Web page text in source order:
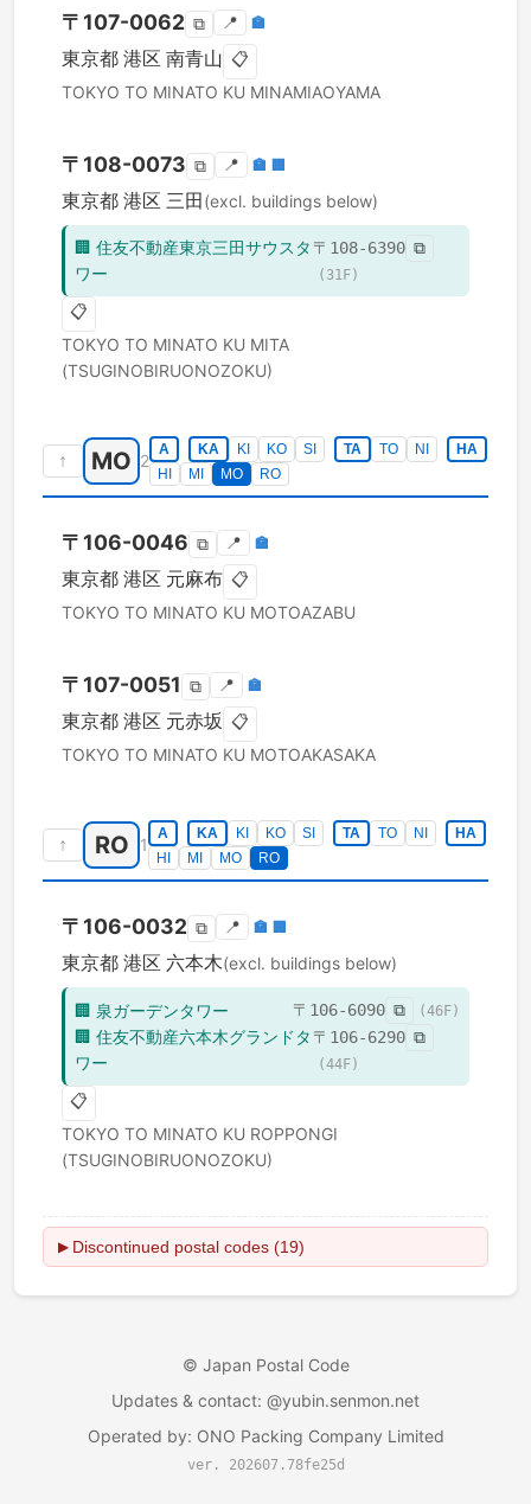
〒 107-0062 ⧉ 📍 🏣
東京都 港区 南青山 📋
TOKYO TO MINATO KU MINAMIAOYAMA
〒 108-0073 ⧉ 📍 🏣 🏢
東京都 港区 三田(excl. buildings below)
🏢 住友不動産東京三田サウスタ
ワー
〒 108-6390 ⧉
( 31F)
📋
TOKYO TO MINATO KU MITA
(TSUGINOBIRUONOZOKU)
↑ MO 2
A KA KI KO SI TA TO NI
HA
HI
MI MO RO
〒 106-0046 ⧉ 📍 🏣
東京都 港区 元麻布 📋
TOKYO TO MINATO KU MOTOAZABU
〒 107-0051 ⧉ 📍 🏣
東京都 港区 元赤坂 📋
TOKYO TO MINATO KU MOTOAKASAKA
↑ RO 1
A KA KI KO SI TA TO NI
HA
HI
MI MO RO
〒 106-0032 ⧉ 📍 🏣 🏢
東京都 港区 六本木(excl. buildings below)
🏢 泉ガーデンタワー 〒 106-6090 ⧉ (46F)
🏢 住友不動産六本木グランドタ
ワー
〒 106-6290 ⧉
(44F)
📋
TOKYO TO MINATO KU ROPPONGI
(TSUGINOBIRUONOZOKU)
▶ Discontinued postal codes (19)
© Japan Postal Code
Updates & contact: @yubin.senmon.net
Operated by: ONO Packing Company Limited
ver. 202607.78fe25d